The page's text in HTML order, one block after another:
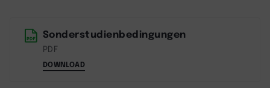
Sonderstudienbedingungen
PDF
DOWNLOAD